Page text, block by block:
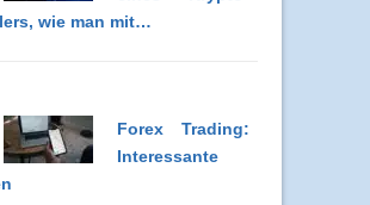
wie man mit…
Forex Trading:
Interessante